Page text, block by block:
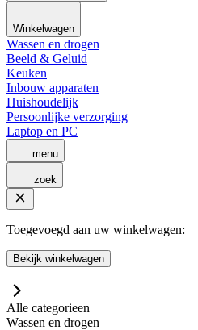
Winkelwagen
Wassen en drogen
Beeld & Geluid
Keuken
Inbouw apparaten
Huishoudelijk
Persoonlijke verzorging
Laptop en PC
menu
zoek
Toegevoegd aan uw winkelwagen:
Bekijk winkelwagen
Alle categorieen
Wassen en drogen